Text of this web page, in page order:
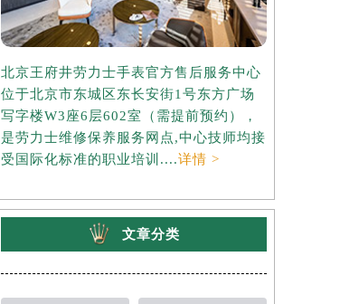
北京王府井劳力士手表官方售后服务中心
位于北京市东城区东长安街1号东方广场
写字楼W3座6层602室（需提前预约），
是劳力士维修保养服务网点,中心技师均接
受国际化标准的职业培训....详情 >
文章分类